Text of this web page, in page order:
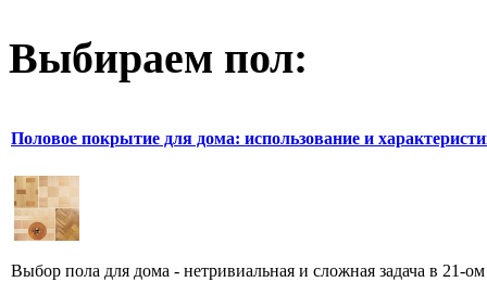
Выбираем пол:
Половое покрытие для дома: использование и
Выбор пола для дома - нетривиальная и сложная задача в 21-